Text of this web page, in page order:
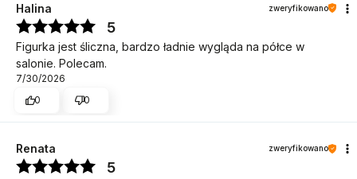
Halina zweryfikowano
5
Figurka jest śliczna, bardzo ładnie wygląda na półce w
salonie. Polecam.
7/30/2026
0
0
Renata zweryfikowano
5